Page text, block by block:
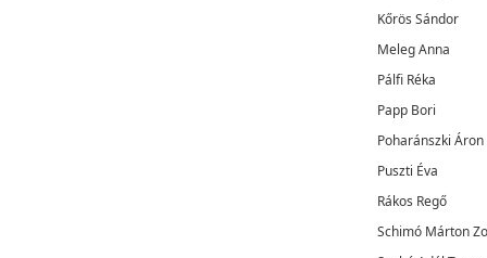
Kőrös Sándor
Meleg Anna
Pálfi Réka
Papp Bori
Poharánszki Áron
Puszti Éva
Rákos Regő
Schimó Márton